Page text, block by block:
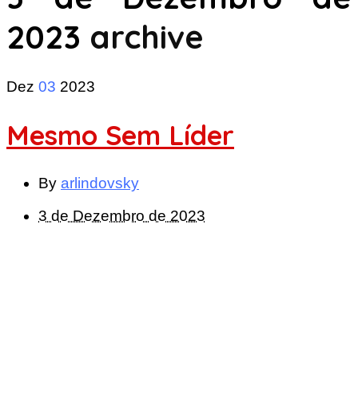
2023 archive
Dez 03 2023
Mesmo Sem Líder
By arlindovsky
3 de Dezembro de 2023